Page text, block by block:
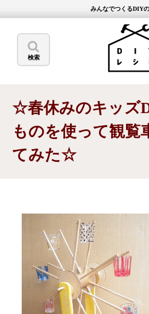
みんなでつくるDIY
検索
☆春休みのキッズ
ものを使って観覧
てみた☆